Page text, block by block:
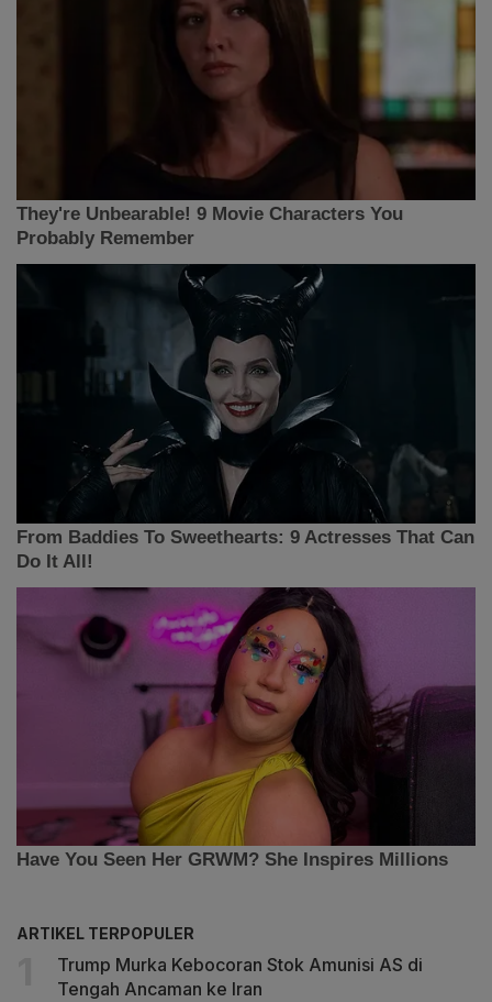
ARTIKEL TERPOPULER
Trump Murka Kebocoran Stok Amunisi AS di
Tengah Ancaman ke Iran